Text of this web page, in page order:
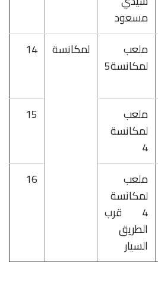
مسعود
ملعب
لمكانسة5
لمكانسة 14
ملعب
لمكانسة
4
15
ملعب
لمكانسة
4 قرب
الطريق
السيار
16